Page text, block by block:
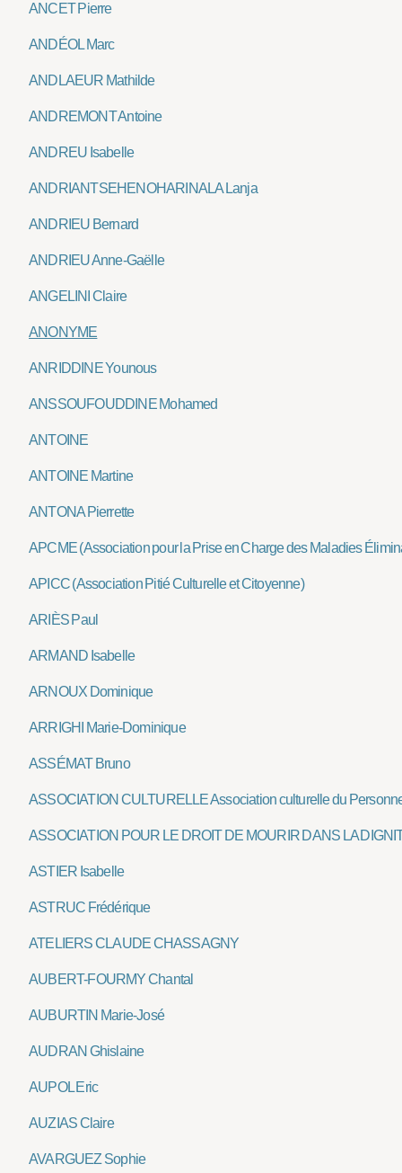
ANCET Pierre
ANDÉOL Marc
ANDLAEUR Mathilde
ANDREMONT Antoine
ANDREU Isabelle
ANDRIANTSEHENOHARINALA Lanja
ANDRIEU Bernard
ANDRIEU Anne-Gaëlle
ANGELINI Claire
ANONYME
ANRIDDINE Younous
ANSSOUFOUDDINE Mohamed
ANTOINE
ANTOINE Martine
ANTONA Pierrette
APCME (Association pour la Prise en Charge des Maladies
APICC (Association Pitié Culturelle et Citoyenne)
ARIÈS Paul
ARMAND Isabelle
ARNOUX Dominique
ARRIGHI Marie-Dominique
ASSÉMAT Bruno
ASSOCIATION CULTURELLE Association culturelle du
ASSOCIATION POUR LE DROIT DE MOURIR DANS LA
ASTIER Isabelle
ASTRUC Frédérique
ATELIERS CLAUDE CHASSAGNY
AUBERT-FOURMY Chantal
AUBURTIN Marie-José
AUDRAN Ghislaine
AUPOL Eric
AUZIAS Claire
AVARGUEZ Sophie